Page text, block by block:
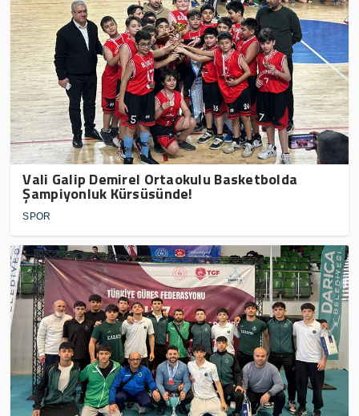
Vali Galip Demirel Ortaokulu Basketbolda
Şampiyonluk Kürsüsünde!
SPOR